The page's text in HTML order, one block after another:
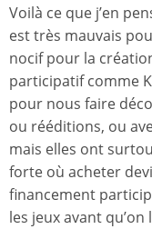
Voilà ce que j’en
est très mauvais
nocif pour la
participatif comme
pour nous faire
ou rééditions, ou
mais elles ont
forte où acheter
financement
les jeux avant